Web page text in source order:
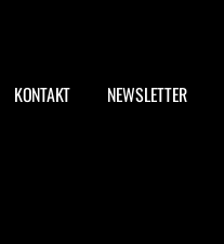
KONTAKT NEWSLETTER